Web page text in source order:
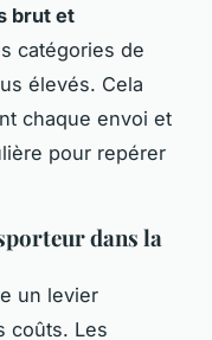
brut et
catégories de
élevés. Cela
chaque envoi et
pour repérer
dans la
un levier
coûts. Les